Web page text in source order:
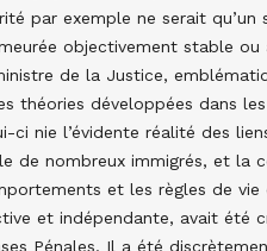
par exemple ne serait
objectivement stable
de la Justice,
théories développées dans
ci nie l’évidente réalité des
de nombreux immigrés, et la
et les règles de
et indépendante, avait été
Pénales. Il a été